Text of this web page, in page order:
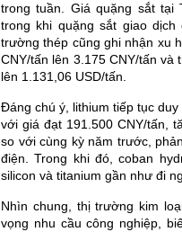
trong tuần. Giá quặng sắt tại
trong khi quặng sắt giao
trường thép cũng ghi nhận xu
CNY/tấn lên 3.175 CNY/tấn và
lên 1.131,06 USD/tấn.
Đáng chú ý, lithium tiếp tục
với giá đạt 191.500 CNY/tấn,
so với cùng kỳ năm trước,
điện. Trong khi đó, coban
silicon và titanium gần như đi
Nhìn chung, thị trường kim
vọng nhu cầu công nghiệp,